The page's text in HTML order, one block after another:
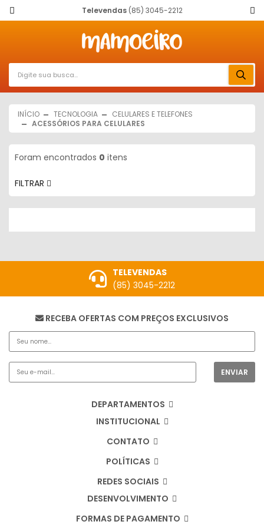
Televendas(85) 3045-2212
INÍCIO TECNOLOGIA
CELULARES E TELEFONES
ACESSÓRIOS PARA CELULARES
Foram encontrados 0 itens
FILTRAR
TELEVENDAS
(85) 3045-2212
RECEBA OFERTAS COM PREÇOS EXCLUSIVOS
DEPARTAMENTOS
INSTITUCIONAL
CONTATO
POLÍTICAS
REDES SOCIAIS
DESENVOLVIMENTO
FORMAS DE PAGAMENTO